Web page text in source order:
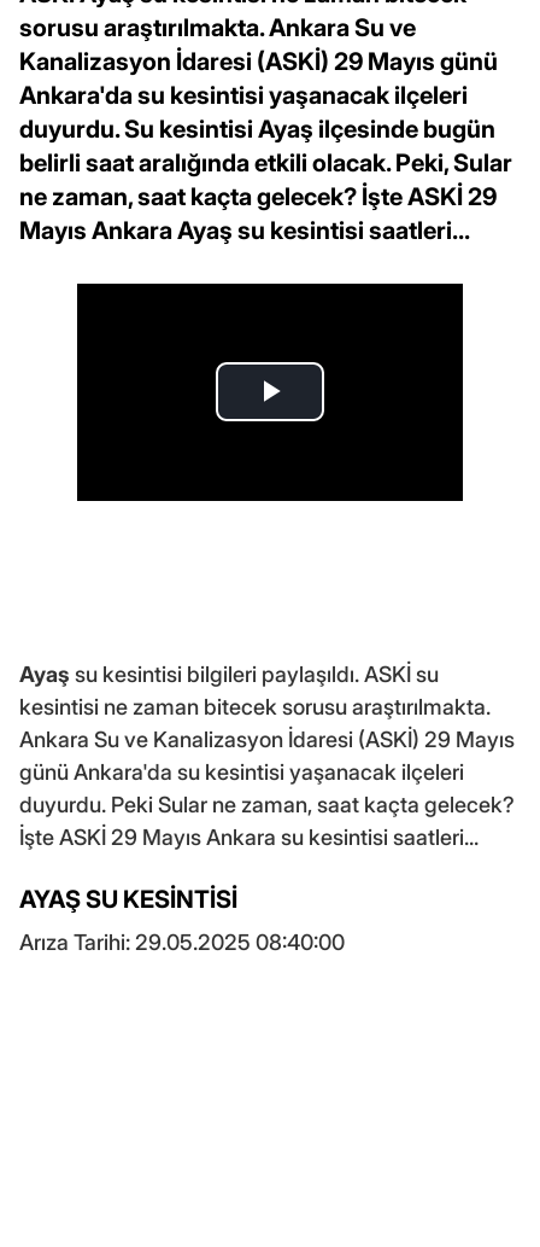
sorusu araştırılmakta. Ankara Su ve
Kanalizasyon İdaresi (ASKİ) 29 Mayıs günü
Ankara'da su kesintisi yaşanacak ilçeleri
duyurdu. Su kesintisi Ayaş ilçesinde bugün
belirli saat aralığında etkili olacak. Peki, Sular
ne zaman, saat kaçta gelecek? İşte ASKİ 29
Mayıs Ankara Ayaş su kesintisi saatleri...
Ayaş su kesintisi bilgileri paylaşıldı. ASKİ su
kesintisi ne zaman bitecek sorusu araştırılmakta.
Ankara Su ve Kanalizasyon İdaresi (ASKİ) 29 Mayıs
günü Ankara'da su kesintisi yaşanacak ilçeleri
duyurdu. Peki Sular ne zaman, saat kaçta gelecek?
İşte ASKİ 29 Mayıs Ankara su kesintisi saatleri...
AYAŞ SU KESİNTİSİ
Arıza Tarihi: 29.05.2025 08:40:00